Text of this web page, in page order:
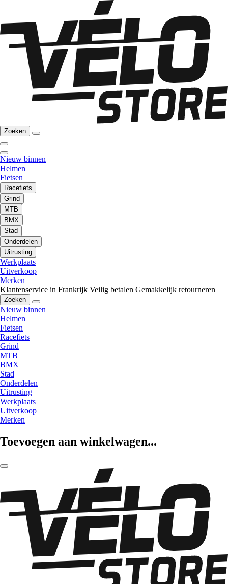
Zoeken
Nieuw binnen
Helmen
Fietsen
Racefiets
Grind
MTB
BMX
Stad
Onderdelen
Uitrusting
Werkplaats
Uitverkoop
Merken
Klantenservice in Frankrijk Veilig betalen Gemakkelijk retourneren
Zoeken
Nieuw binnen
Helmen
Fietsen
Racefiets
Grind
MTB
BMX
Stad
Onderdelen
Uitrusting
Werkplaats
Uitverkoop
Merken
Toevoegen aan winkelwagen...